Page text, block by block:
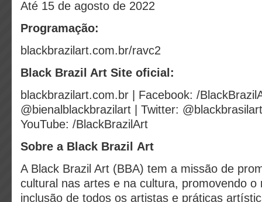
Até 15 de agosto de 2022
Programação:
blackbrazilart.com.br/ravc2
Black Brazil Art Site oficial:
blackbrazilart.com.br | Facebook: /
@bienalblackbrazilart | Twitter:
YouTube: /BlackBrazilArt
Sobre a Black Brazil Art
A Black Brazil Art (BBA) tem a missão de
cultural nas artes e na cultura, promovendo o
inclusão de todos os artistas e práticas